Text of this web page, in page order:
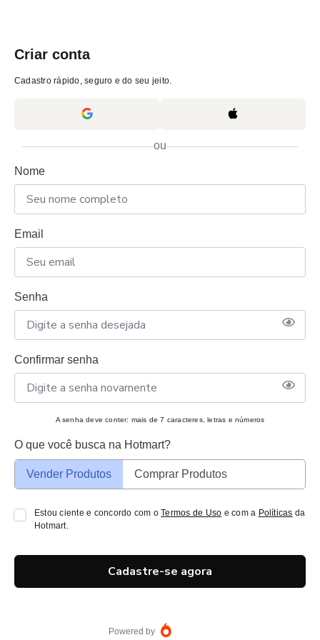
Criar conta
Cadastro rápido, seguro e do seu jeito.
ou
Nome
Email
Senha
Confirmar senha
A senha deve conter: mais de 7 caracteres, letras e números
O que você busca na Hotmart?
Vender Produtos Comprar Produtos
Estou ciente e concordo com oTermos de Uso e com a Políticas da
Hotmart.
Cadastre-se agora
Powered by